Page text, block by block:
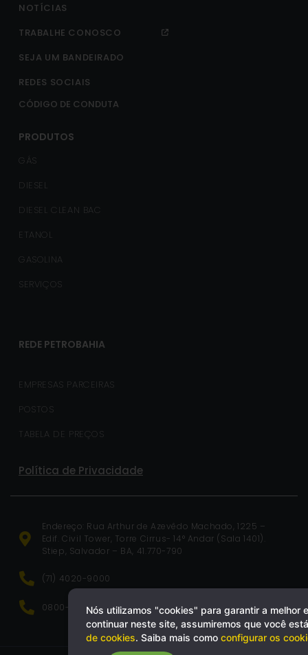
NOTÍCIAS
TRABALHE CONOSCO
SEJA UM BANDEIRADO
REDES SOCIAIS
CÓDIGO DE CONDUTA
PRODUTOS
GÁS
DIESEL
DIESEL CLEAN BAC
ETANOL
GASOLINA
SERVIÇOS
REDE PETROBAHIA
EMPRESAS PARCEIRAS
POSTOS
TABELA DE PREÇOS
Política de Privacidade
Endereço: Rua Arthur de Azevêdo Machado, 1225 –
Edif. Civil Tower, Torre Cirrus- 14° Andar (Sala 1401).
Stiep, Salvador – BA, 41.770-790
(71) 4020-9000
0800-071-0499Nós utilizamos "cookies" para garantir a melhor
continuar neste site, assumiremos que você
de cookies. Saiba mais como configurar os